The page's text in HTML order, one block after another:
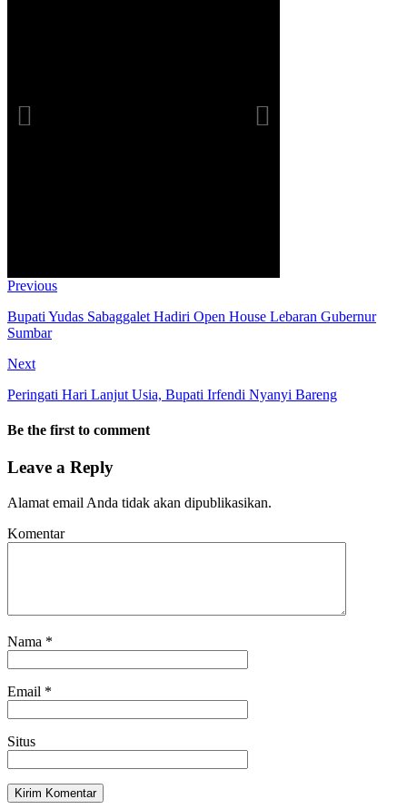
Previous
Bupati Yudas Sabaggalet Hadiri Open House Lebaran Gubernur
Sumbar
Next
Peringati Hari Lanjut Usia, Bupati Irfendi Nyanyi Bareng
Be the first to comment
Leave a Reply
Alamat email Anda tidak akan dipublikasikan.
Komentar
Nama *
Email *
Situs